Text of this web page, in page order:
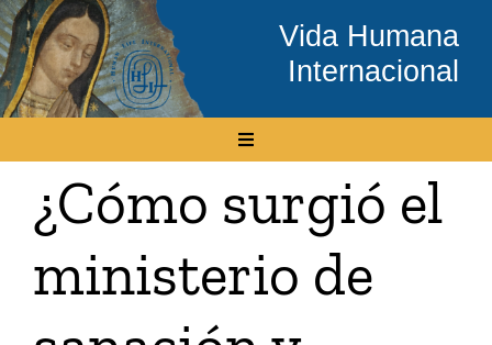
Skip
to
content
Vida Humana
Internacional
Toggle
Inicio
Conócenos
¿Cómo surgió el
ministerio de